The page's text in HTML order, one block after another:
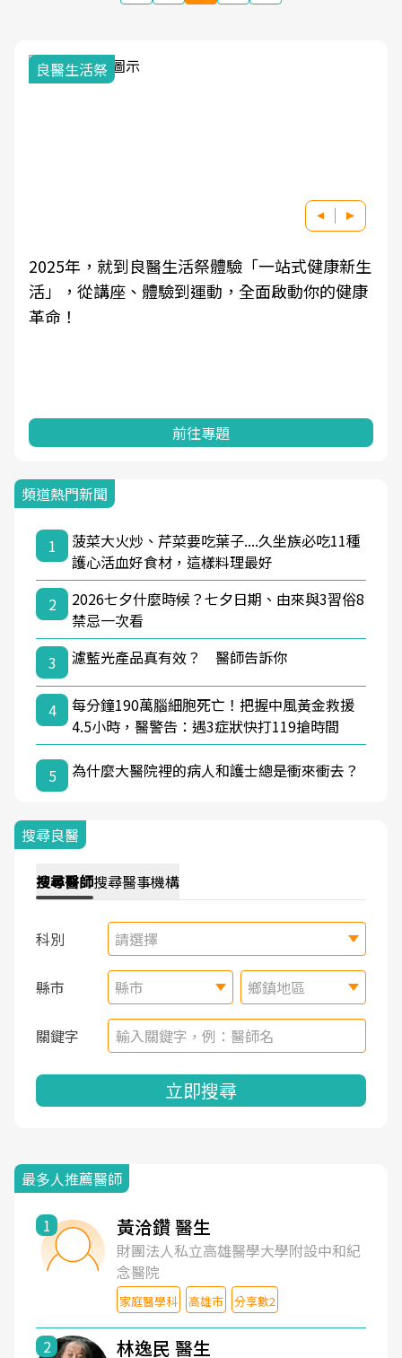
我與健康韌性的距離
良醫健康網從「換季的身體變化」出發，透過醫
學觀點與日常感受的對話，建立對亞健康的認
知，進而引導實際的改善行動。
前往專題
頻道熱門新聞
1
菠菜大火炒、芹菜要吃葉子....久坐族必吃11種
護心活血好食材，這樣料理最好
2
2026七夕什麼時候？七夕日期、由來與3習俗8
禁忌一次看
3
濾藍光產品真有效？ 醫師告訴你
4
每分鐘190萬腦細胞死亡！把握中風黃金救援
4.5小時，醫警告：遇3症狀快打119搶時間
5 為什麼大醫院裡的病人和護士總是衝來衝去？
搜尋良醫
搜尋醫師搜尋醫事機構
科別 請選擇
縣市 縣市 鄉鎮地區
關鍵字
立即搜尋
最多人推薦醫師
1 黃洽鑽 醫生
財團法人私立高雄醫學大學附設中和紀
念醫院
家庭醫學科 高雄市 分享數2
2 林逸民 醫生